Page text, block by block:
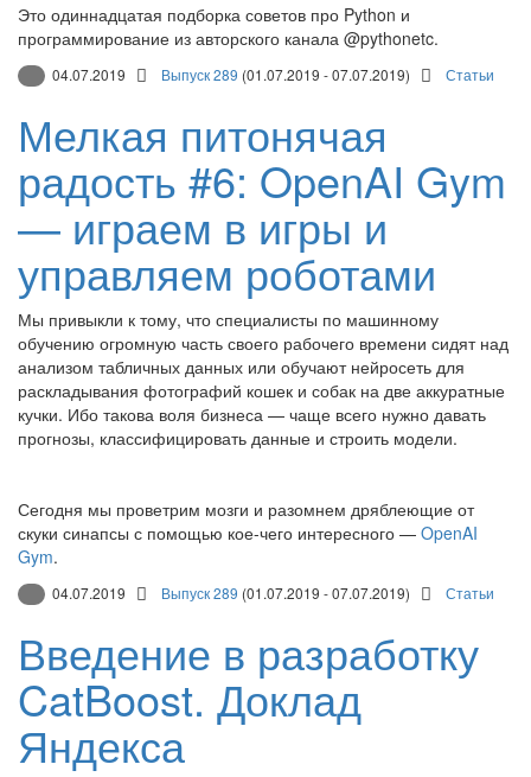
Это одиннадцатая подборка советов про Python и
программирование из авторского канала @pythonetc.
04.07.2019 Выпуск 289 (01.07.2019 - 07.07.2019) Статьи
Мелкая питонячая
радость #6: OpenAI Gym
— играем в игры и
управляем роботами
Мы привыкли к тому, что специалисты по машинному
обучению огромную часть своего рабочего времени сидят над
анализом табличных данных или обучают нейросеть для
раскладывания фотографий кошек и собак на две аккуратные
кучки. Ибо такова воля бизнеса — чаще всего нужно давать
прогнозы, классифицировать данные и строить модели.
Сегодня мы проветрим мозги и разомнем дряблеющие от
скуки синапсы с помощью кое-чего интересного — OpenAI
Gym.
04.07.2019 Выпуск 289 (01.07.2019 - 07.07.2019) Статьи
Введение в разработку
CatBoost. Доклад
Яндекса